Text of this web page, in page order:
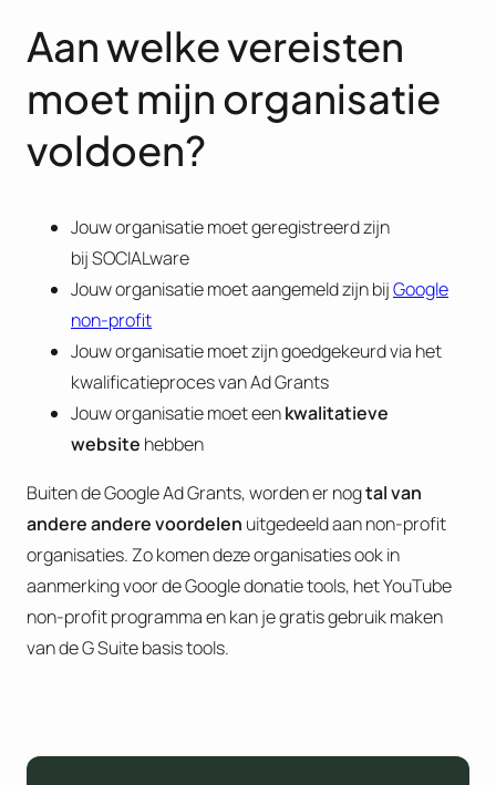
Aan welke vereisten
moet mijn organisatie
voldoen?
Jouw organisatie moet geregistreerd zijn
bij SOCIALware
Jouw organisatie moet aangemeld zijn bijGoogle
non-profit
Jouw organisatie moet zijn goedgekeurd via het
kwalificatieproces van Ad Grants
Jouw organisatie moet eenkwalitatieve
website hebben
Buiten de Google Ad Grants, worden er nogtal van
andere andere voordelen uitgedeeld aan non-profit
organisaties. Zo komen deze organisaties ook in
aanmerking voor de Google donatie tools, het YouTube
non-profit programma en kan je gratis gebruik maken
van de G Suite basis tools.